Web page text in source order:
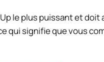
le plus puissant et
qui signifie que vous